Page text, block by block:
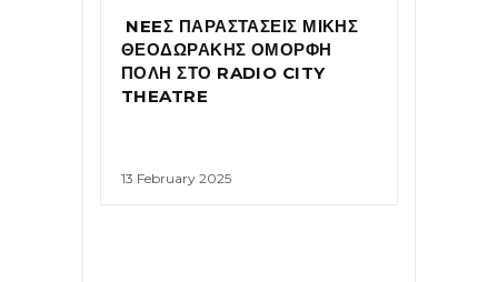
NEEΣ ΠΑΡΑΣΤΑΣΕΙΣ ΜΙΚΗΣ
ΘΕΟΔΩΡΑΚΗΣ ΟΜΟΡΦΗ
ΠΟΛΗ ΣΤΟ RADIO CITY
THEATRE
13 February 2025